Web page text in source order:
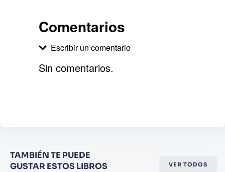
Comentarios
Escribir un comentario
Califique el producto de 1 a 5
estrellas
Sin comentarios.
TAMBIÉN TE PUEDE
GUSTAR ESTOS LIBROS
VER TODOS